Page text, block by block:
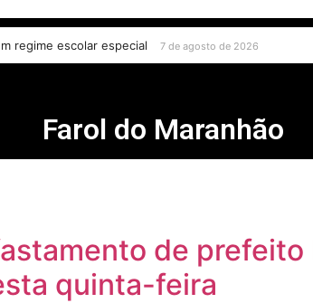
regime escolar especial 7 de agosto de 2026
Farol do Maranhão
de
quinta-feira